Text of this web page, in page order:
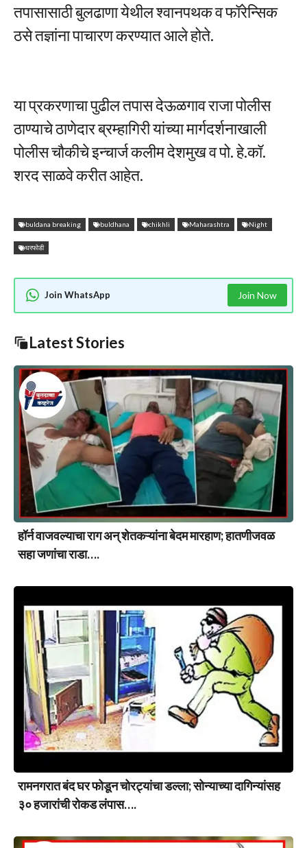
तपासासाठी बुलढाणा येथील श्वानपथक व फॉरेन्सिक
ठसे तज्ञांना पाचारण करण्यात आले होते.
या प्रकरणाचा पुढील तपास देऊळगाव राजा पोलीस
ठाण्याचे ठाणेदार ब्रम्हागिरी यांच्या मार्गदर्शनाखाली
पोलीस चौकीचे इन्चार्ज कलीम देशमुख व पो. हे.कॉ.
शरद साळवे करीत आहेत.
buldana breaking buldhana chikhli Maharashtra Night
घरफोडी
Join WhatsApp Join Now
Latest Stories
हॉर्न वाजवल्याचा राग अन् शेतकऱ्यांना बेदम मारहाण; हातणीजवळ
सहा जणांचा राडा….
रामनगरात बंद घर फोडून चोरट्यांचा डल्ला; सोन्याच्या दागिन्यांसह
३० हजारांची रोकड लंपास….